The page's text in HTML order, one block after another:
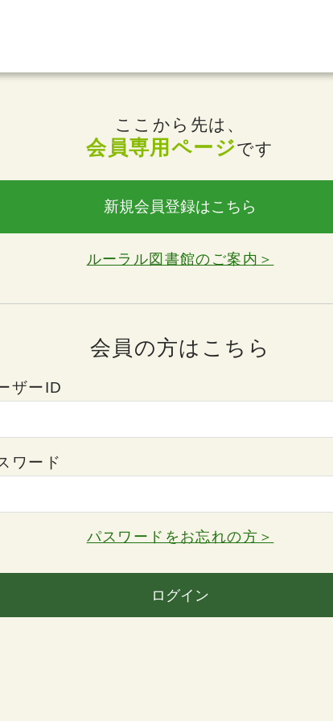
ここから先は、
会員専用ページです
新規会員登録はこちら
ルーラル図書館のご案内＞
会員の方はこちら
ザーID
ワード
パスワードをお忘れの方＞
ログイン